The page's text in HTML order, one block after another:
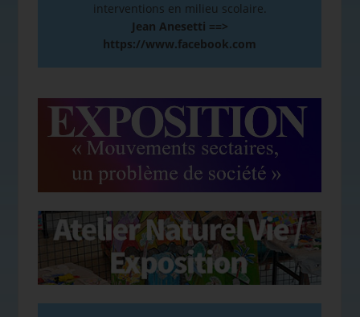
interventions en milieu scolaire.
Jean Anesetti ==>
https://www.facebook.com